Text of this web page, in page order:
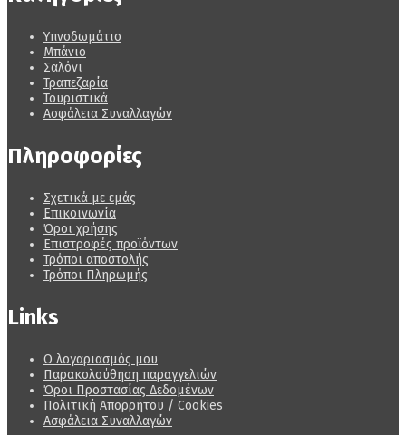
Υπνοδωμάτιο
Μπάνιο
Σαλόνι
Τραπεζαρία
Τουριστικά
Ασφάλεια Συναλλαγών
Πληροφορίες
Σχετικά με εμάς
Επικοινωνία
Όροι χρήσης
Επιστροφές προϊόντων
Τρόποι αποστολής
Τρόποι Πληρωμής
Links
Ο λογαριασμός μου
Παρακολούθηση παραγγελιών
Όροι Προστασίας Δεδομένων
Πολιτική Απορρήτου / Cookies
Ασφάλεια Συναλλαγών